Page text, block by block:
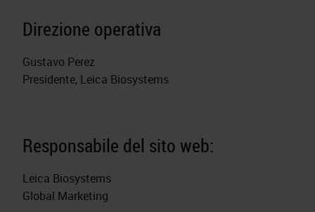
Direzione operativa
Gustavo Perez
Presidente, Leica Biosystems
Responsabile del sito web:
Leica Biosystems
Global Marketing